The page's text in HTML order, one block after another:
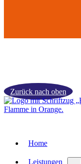
Zurück nach oben
Home
Leistungen